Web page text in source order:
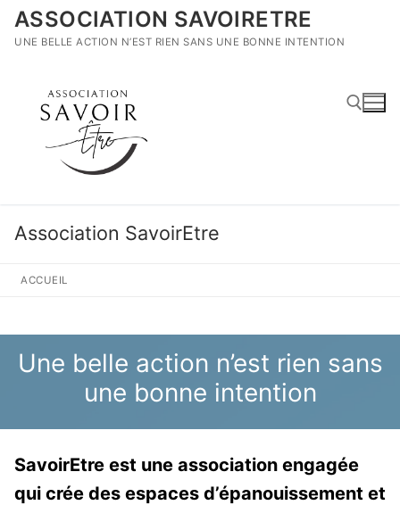
Aller
auASSOCIATION SAVOIRETRE
UNE BELLE ACTION N’EST RIEN SANS UNE BONNE INTENTION
Association SavoirEtre
ACCUEIL
Une belle action n’est rien sans
une bonne intention
SavoirEtre est une association engagée
qui crée des espaces d’épanouissement et